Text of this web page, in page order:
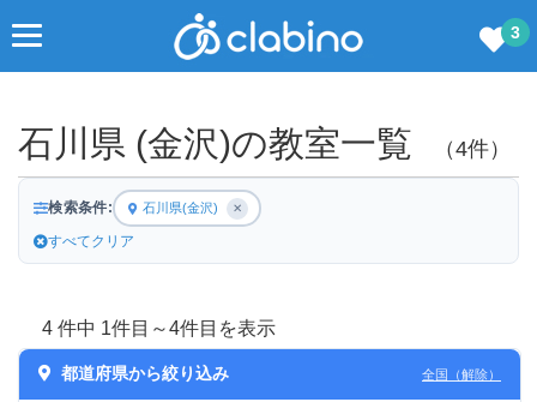
3
石川県 (金沢)の教室一覧 （4件）
検索条件: 石川県(金沢) ✕
すべてクリア
4 件中 1件目～4件目を表示
都道府県から絞り込み 全国（解除）